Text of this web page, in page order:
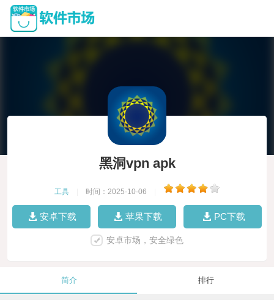
黑洞vpn apk
工具 时间：2025-10-06
安卓下载 苹果下载 PC下载
安卓市场，安全绿色
简介 排行